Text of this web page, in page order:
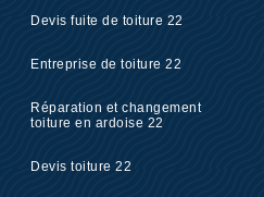
Devis fuite de toiture 22
Entreprise de toiture 22
Réparation et changement
toiture en ardoise 22
Devis toiture 22